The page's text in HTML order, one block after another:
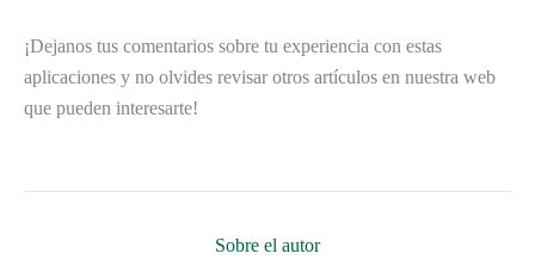
¡Dejanos tus comentarios sobre tu experiencia con estas
aplicaciones y no olvides revisar otros artículos en nuestra web
que pueden interesarte!
Sobre el autor